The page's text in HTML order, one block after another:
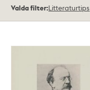
träffar
Valda filter:Litteraturtips